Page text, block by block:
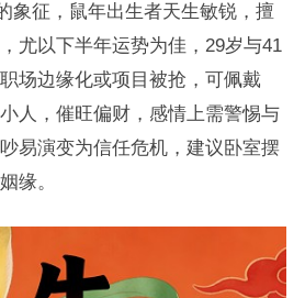
象征，鼠年出生者天生敏锐，擅
尤以下半年运势为佳，29岁与41
场边缘化或项目被抢，可佩戴
人，催旺偏财，感情上需警惕与
易演变为信任危机，建议卧室摆
缘。